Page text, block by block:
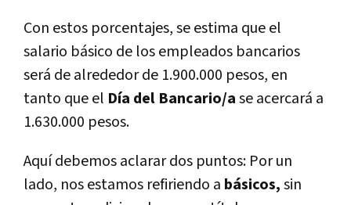
Con estos porcentajes, se estima que el
salario básico de los empleados bancarios
será de alrededor de 1.900.000 pesos, en
tanto que el Día del Bancario/ase acercará a
1.630.000 pesos.
Aquí debemos aclarar dos puntos: Por un
lado, nos estamos refiriendo a básicos,sin